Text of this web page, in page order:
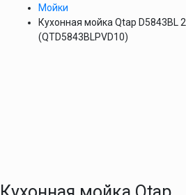
Мойки
Кухонная мойка Qtap D5843BL
(QTD5843BLPVD10)